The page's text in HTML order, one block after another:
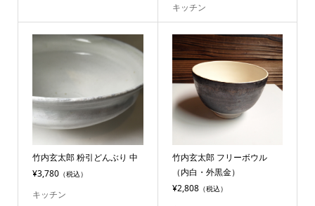
キッチン
竹内玄太郎 粉引どんぶり 中
¥3,780（税込）
キッチン
竹内玄太郎 フリーボウル
（内白・外黒金）
¥2,808（税込）